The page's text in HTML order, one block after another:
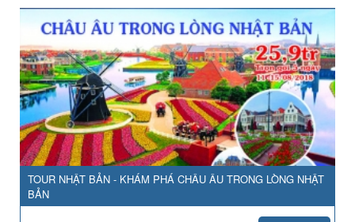
TOUR NHẬT BẢN - KHÁM PHÁ CHÂU ÂU TRONG LÒNG NHẬT
BẢN